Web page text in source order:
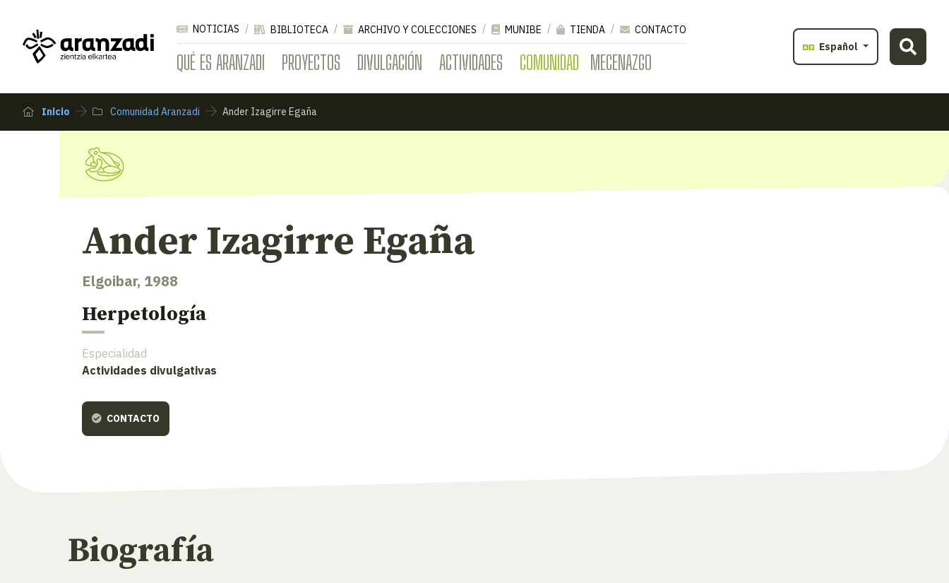
QUÉ ES ARANZADI PROYECTOS DIVULGACIÓN ACTIVIDADES COMUNIDAD MECENAZGO
NOTICIAS BIBLIOTECA ARCHIVO Y COLECCIONES MUNIBE TIENDA
CONTACTO
Español
Inicio Comunidad Aranzadi Ander Izagirre Egaña
Ander Izagirre Egaña
Elgoibar, 1988
Herpetología
Especialidad
Actividades divulgativas
CONTACTO
Biografía